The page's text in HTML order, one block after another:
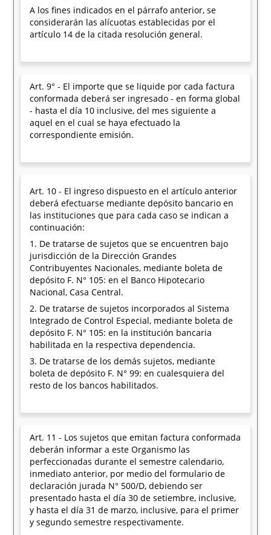
A los fines indicados en el párrafo anterior, se
considerarán las alícuotas establecidas por el
artículo 14 de la citada resolución general.
Art. 9° - El importe que se liquide por cada factura
conformada deberá ser ingresado - en forma global
- hasta el día 10 inclusive, del mes siguiente a
aquel en el cual se haya efectuado la
correspondiente emisión.
Art. 10 - El ingreso dispuesto en el artículo anterior
deberá efectuarse mediante depósito bancario en
las instituciones que para cada caso se indican a
continuación:
1. De tratarse de sujetos que se encuentren bajo
jurisdicción de la Dirección Grandes
Contribuyentes Nacionales, mediante boleta de
depósito F. N° 105: en el Banco Hipotecario
Nacional, Casa Central.
2. De tratarse de sujetos incorporados al Sistema
Integrado de Control Especial, mediante boleta de
depósito F. N° 105: en la institución bancaria
habilitada en la respectiva dependencia.
3. De tratarse de los demás sujetos, mediante
boleta de depósito F. N° 99: en cualesquiera del
resto de los bancos habilitados.
Art. 11 - Los sujetos que emitan factura conformada
deberán informar a este Organismo las
perfeccionadas durante el semestre calendario,
inmediato anterior, por medio del formulario de
declaración jurada N° 500/D, debiendo ser
presentado hasta el día 30 de setiembre, inclusive,
y hasta el día 31 de marzo, inclusive, para el primer
y segundo semestre respectivamente.